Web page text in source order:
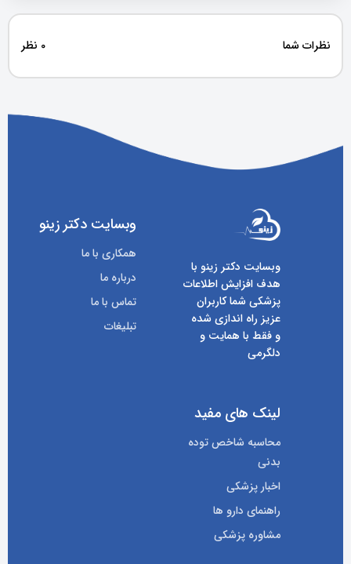
نظرات شما 0 نظر
وبسایت دکتر زینو با
هدف افزایش اطلاعات
پزشکی شما کاربران
عزیز راه اندازی شده
و فقط با همایت و
دلگرمی
وبسایت دکتر زینو
همکاری با ما
درباره ما
تماس با ما
تبلیغات
لینک های مفید
محاسبه شاخص توده
بدنی
اخبار پزشکی
راهنمای دارو ها
مشاوره پزشکی